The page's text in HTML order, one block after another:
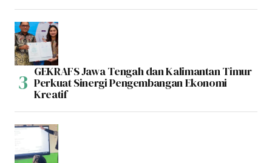
GEKRAFS Jawa Tengah dan Kalimantan Timur
Perkuat Sinergi Pengembangan Ekonomi
Kreatif